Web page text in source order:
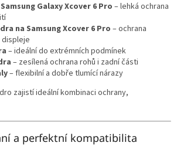
Galaxy Xcover 6 Pro – lehká ochrana
na Samsung Xcover 6 Pro – ochrana
– ideální do extrémních podmínek
– zesílená ochrana rohů i zadní části
– flexibilní a dobře tlumící nárazy
zajistí ideální kombinaci ochrany,
a perfektní kompatibilita